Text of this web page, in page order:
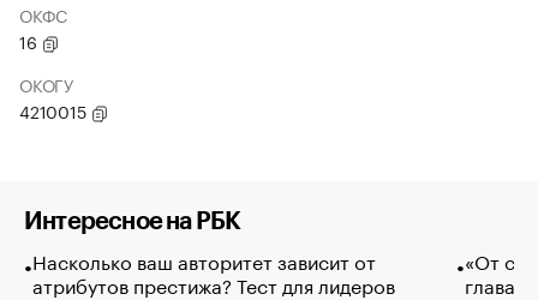
ОКФС
16
ОКОГУ
4210015
Интересное на РБК
Насколько ваш авторитет зависит от
атрибутов престижа? Тест для лидеров
«От
глава